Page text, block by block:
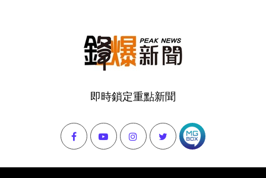
即時鎖定重點新聞